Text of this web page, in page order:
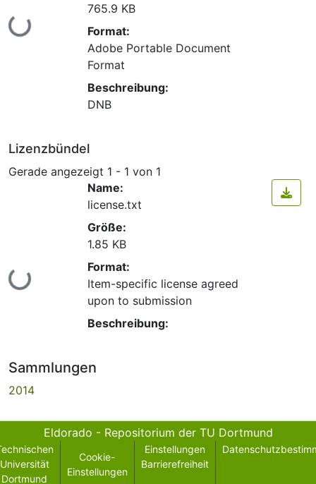
Lade...
765.9 KB
Format:
Adobe Portable Document
Format
Beschreibung:
DNB
Lizenzbündel
Gerade angezeigt 1 - 1 von 1
Lade...
Name:
license.txt
Größe:
1.85 KB
Format:
Item-specific license agreed
upon to submission
Beschreibung:
Sammlungen
2014
Eldorado - Repositorium der TU Dortmund
Universität
Dortmund
Cookie-
Einstellungen
Einstellungen
Barrierefreiheit